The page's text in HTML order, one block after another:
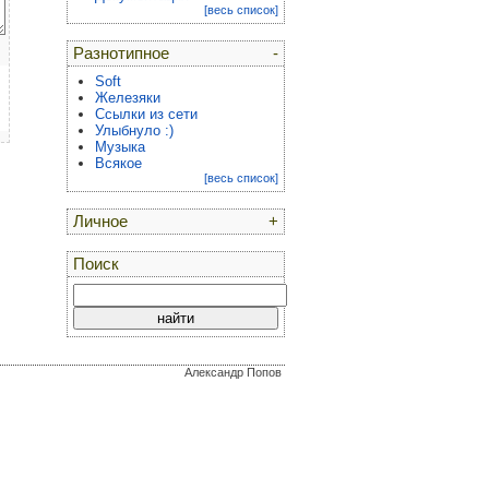
[весь список]
-
Разнотипное
Soft
Железяки
Ссылки из сети
Улыбнуло :)
Музыка
Всякое
[весь список]
+
Личное
Поиск
Александр Попов